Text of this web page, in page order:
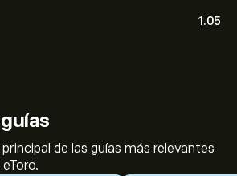
1.05
guías
de las guías más relevantes